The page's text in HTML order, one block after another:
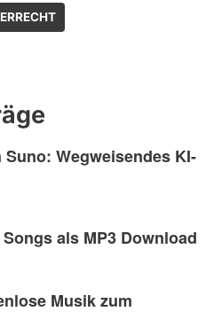
Wegweisendes KI-
als MP3 Download
Musik zum